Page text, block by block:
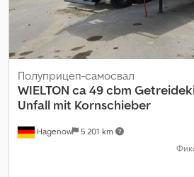
Hagenow 5 201 km
Полуприцеп-самосвал
WIELTON ca 49 cbm
Unfall mit Kornschieber